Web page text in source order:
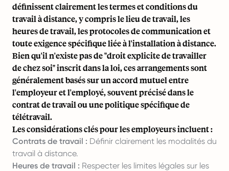
définissent clairement les termes et conditions du
travail à distance, y compris le lieu de travail, les
heures de travail, les protocoles de communication et
toute exigence spécifique liée à l'installation à distance.
Bien qu'il n'existe pas de "droit explicite de travailler
de chez soi" inscrit dans la loi, ces arrangements sont
généralement basés sur un accord mutuel entre
l'employeur et l'employé, souvent précisé dans le
contrat de travail ou une politique spécifique de
télétravail.
Les considérations clés pour les employeurs incluent :
Contrats de travail : Définir clairement les modalités du
travail à distance.
Heures de travail : Respecter les limites légales sur les